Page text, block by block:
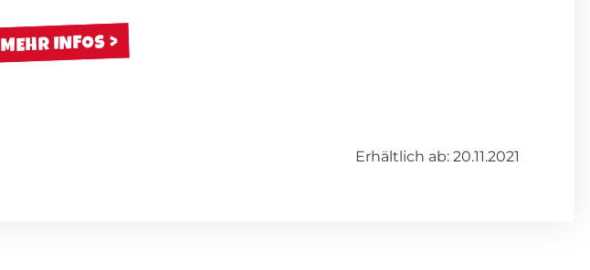
MEHR INFOS
Erhältlich ab: 20.11.2021